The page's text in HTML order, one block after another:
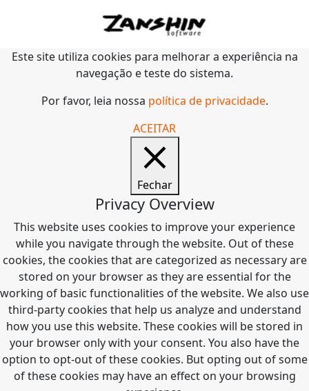
Este site utiliza cookies para melhorar a experiência na
navegação e teste do sistema.
Por favor, leia nossa política de privacidade.
ACEITAR
Fechar
Privacy Overview
This website uses cookies to improve your experience
while you navigate through the website. Out of these
cookies, the cookies that are categorized as necessary are
stored on your browser as they are essential for the
working of basic functionalities of the website. We also use
third-party cookies that help us analyze and understand
how you use this website. These cookies will be stored in
your browser only with your consent. You also have the
option to opt-out of these cookies. But opting out of some
of these cookies may have an effect on your browsing